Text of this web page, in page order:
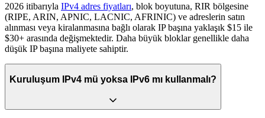
2026 itibarıyla IPv4 adres fiyatları, blok boyutuna, RIR bölgesine
(RIPE, ARIN, APNIC, LACNIC, AFRINIC) ve adreslerin satın
alınması veya kiralanmasına bağlı olarak IP başına yaklaşık $15 ile
$30+ arasında değişmektedir. Daha büyük bloklar genellikle daha
düşük IP başına maliyete sahiptir.
Kuruluşum IPv4 mü yoksa IPv6 mı kullanmalı?